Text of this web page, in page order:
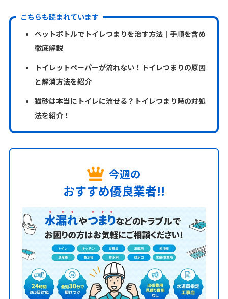
こちらも読まれています
ペットボトルでトイレつまりを治す方法｜手順を含め
徹底解説
トイレットペーパーが流れない！トイレつまりの原因
と解消方法を紹介
猫砂は本当にトイレに流せる？トイレつまり時の対処
法を紹介！
今週の
おすすめ優良業者!!